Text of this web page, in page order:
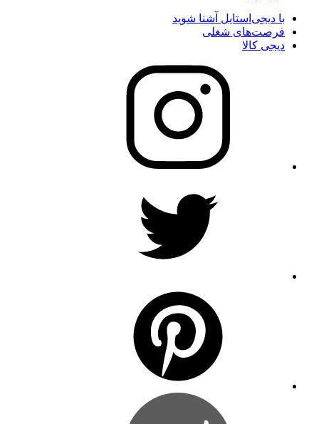
با دیجی‌استایل آشنا شوید
فرصت‌های شغلی
دیجی کالا